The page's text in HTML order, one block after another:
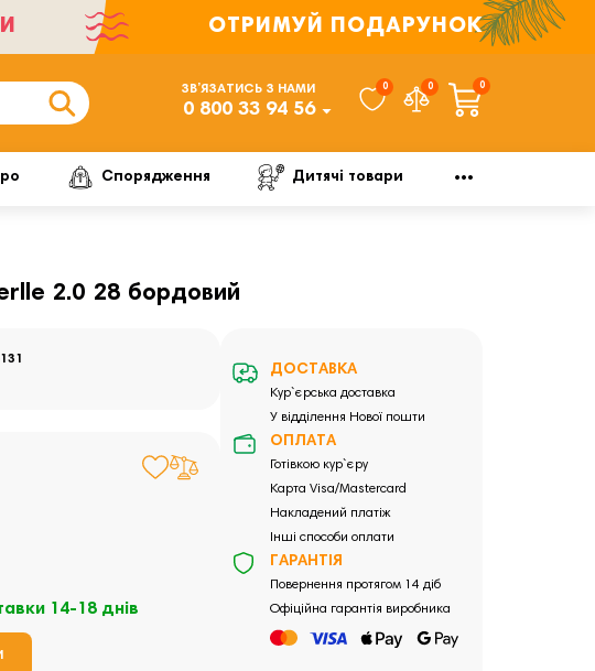
ОТРИМУЙ ПОДАРУНОК
ЗВ’ЯЗАТИСЬ З НАМИ
0 800 33 94 56
0 0 0
Спорядження Дитячі товари
2.0 28 бордовий
14-18 днів
ДОСТАВКА
Кур`єрська доставка
У відділення Нової пошти
ОПЛАТА
Готівкою кур`єру
Карта Visa/Mastercard
Накладений платіж
Інші способи оплати
ГАРАНТІЯ
Повернення протягом 14 діб
Офіційна гарантія виробника